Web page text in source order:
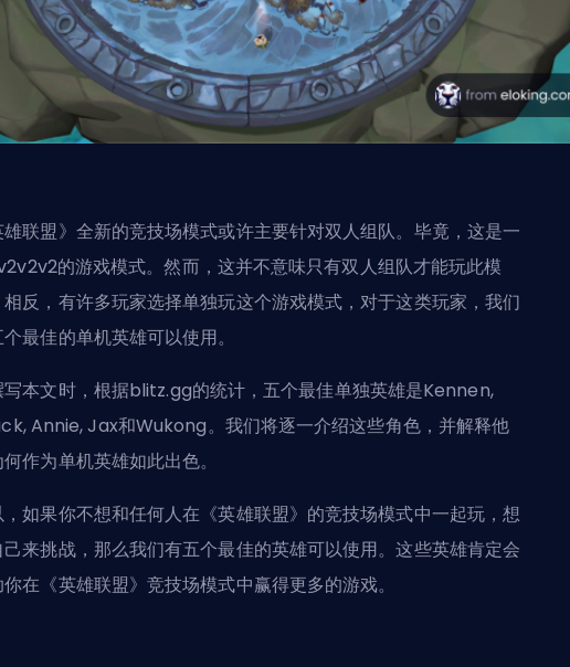
联盟》全新的竞技场模式或许主要针对双人组队。毕竟，这是一
的游戏模式。然而，这并不意味只有双人组队才能玩此模
反，有许多玩家选择单独玩这个游戏模式，对于这类玩家，我们
最佳的单机英雄可以使用。
写本文时，根据blitz.gg的统计，五个最佳单独英雄是Kennen,
Annie, Jax和Wukong。我们将逐一介绍这些角色，并解释他
作为单机英雄如此出色。
如果你不想和任何人在《英雄联盟》的竞技场模式中一起玩，想
来挑战，那么我们有五个最佳的英雄可以使用。这些英雄肯定会
在 《英雄联盟》竞技场模式中赢得更多的游戏。